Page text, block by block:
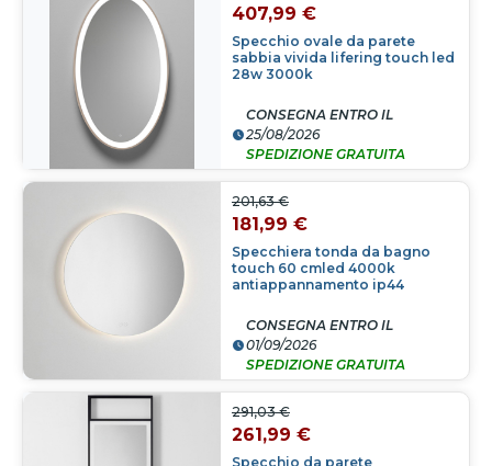
Specchio ovale da parete
sabbia vivida lifering touch led
28w 3000k
407,99 €
CONSEGNA ENTRO IL
25/08/2026
SPEDIZIONE GRATUITA
Specchiera tonda da bagno
touch 60 cmled 4000k
antiappannamento ip44
201,63 €
181,99 €
CONSEGNA ENTRO IL
01/09/2026
SPEDIZIONE GRATUITA
Specchio da parete
291,03 €
261,99 €